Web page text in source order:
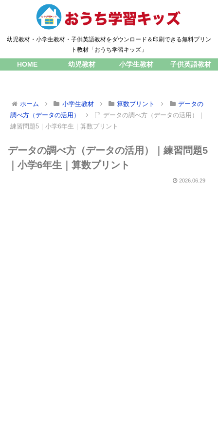
幼児教材・小学生教材・子供英語教材をダウンロード＆印刷できる無料プリン
ト教材「おうち学習キッズ」
HOME 幼児教材 小学生教材 子供英語教材
ホーム 小学生教材 算数プリント
データの
調べ方（データの活用）
データの調べ方（データの活用）｜
練習問題5｜小学6年生｜算数プリント
データの調べ方（データの活用）｜練習問題5
｜小学6年生｜算数プリント
2026.06.29